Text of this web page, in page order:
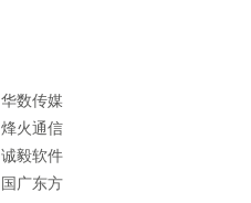
华数传媒
烽火通信
诚毅软件
国广东方